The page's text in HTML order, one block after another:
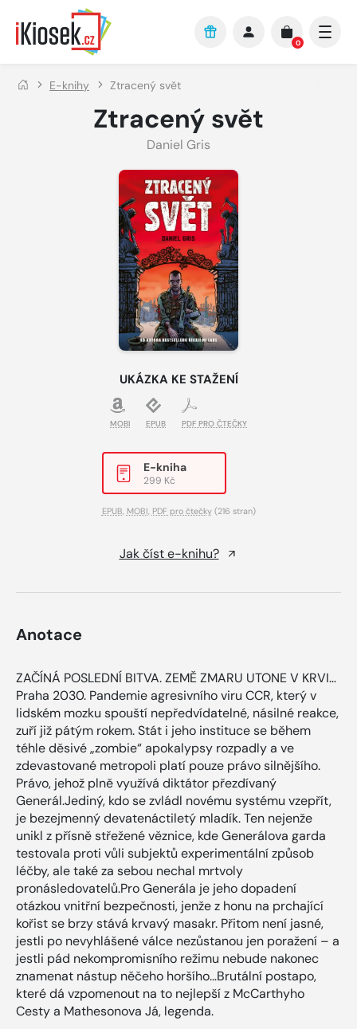
Přejít na hlavní obsah
0
E-knihy Ztracený svět
Ztracený svět
Daniel Gris
UKÁZKA KE STAŽENÍ
MOBI EPUB PDF PRO ČTEČKY
E-kniha
299 Kč
EPUB, MOBI, PDF pro čtečky(216 stran)
Jak číst e-knihu?
Anotace
ZAČÍNÁ POSLEDNÍ BITVA. ZEMĚ ZMARU UTONE V KRVI…
Praha 2030. Pandemie agresivního viru CCR, který v
lidském mozku spouští nepředvídatelné, násilné reakce,
zuří již pátým rokem. Stát i jeho instituce se během
téhle děsivé „zombie“ apokalypsy rozpadly a ve
zdevastované metropoli platí pouze právo silnějšího.
Právo, jehož plně využívá diktátor přezdívaný
Generál.Jediný, kdo se zvládl novému systému vzepřít,
je bezejmenný devatenáctiletý mladík. Ten nejenže
unikl z přísně střežené věznice, kde Generálova garda
testovala proti vůli subjektů experimentální způsob
léčby, ale také za sebou nechal mrtvoly
pronásledovatelů.Pro Generála je jeho dopadení
otázkou vnitřní bezpečnosti, jenže z honu na prchající
kořist se brzy stává krvavý masakr. Přitom není jasné,
jestli po nevyhlášené válce nezůstanou jen poražení – a
jestli pád nekompromisního režimu nebude nakonec
znamenat nástup něčeho horšího…Brutální postapo,
které dá vzpomenout na to nejlepší z McCarthyho
Cesty a Mathesonova Já, legenda.